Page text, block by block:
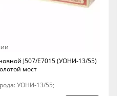
J507/E7015 (УОНИ-13/55)
мост
УОНИ-13/55;